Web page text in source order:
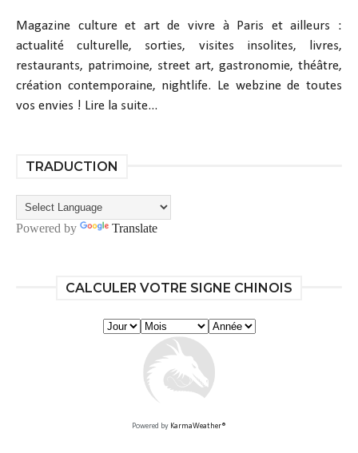
Magazine culture et art de vivre à Paris et ailleurs :
actualité culturelle, sorties, visites insolites, livres,
restaurants, patrimoine, street art, gastronomie, théâtre,
création contemporaine, nightlife. Le webzine de toutes
vos envies ! Lire la suite...
TRADUCTION
Powered by Translate
CALCULER VOTRE SIGNE CHINOIS
Powered by KarmaWeather®